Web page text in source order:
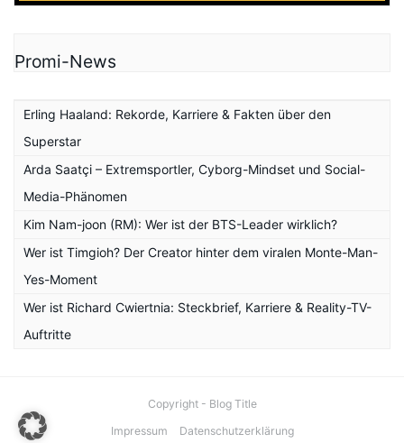
Promi-News
Erling Haaland: Rekorde, Karriere & Fakten über den
Superstar
Arda Saatçi – Extremsportler, Cyborg-Mindset und Social-
Media-Phänomen
Kim Nam-joon (RM): Wer ist der BTS-Leader wirklich?
Wer ist Timgioh? Der Creator hinter dem viralen Monte-Man-
Yes-Moment
Wer ist Richard Cwiertnia: Steckbrief, Karriere & Reality-TV-
Auftritte
Copyright - Blog Title
Impressum
Datenschutzerklärung